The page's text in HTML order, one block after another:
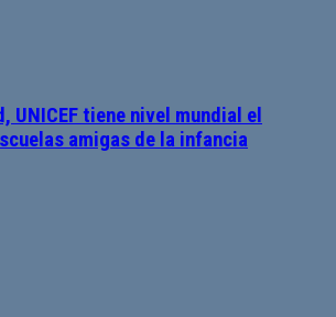
UNICEF tiene nivel mundial el
amigas de la infancia